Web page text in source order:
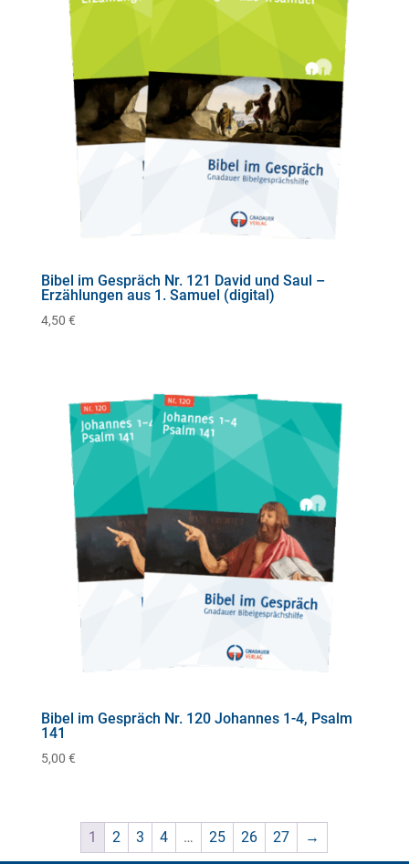
Bibel im Gespräch Nr. 121 David und Saul –
Erzählungen aus 1. Samuel (digital)
4,50 €
Bibel im Gespräch Nr. 120 Johannes 1-4, Psalm
141
5,00 €
1 2 3 4 … 25 26 27 →